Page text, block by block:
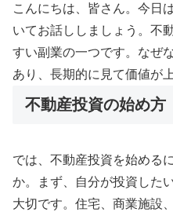
こんにちは、皆さん。今日
いてお話ししましょう。不
すい副業の一つです。なぜ
あり、長期的に見て価値が
不動産投資の始め方
では、不動産投資を始める
か。まず、自分が投資した
大切です。住宅、商業施設